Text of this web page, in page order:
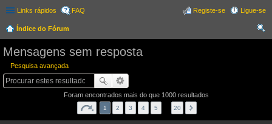
Links rápidos FAQ Ligue-se
Registe-se
Índice do Fórum
Mensagens sem resposta
Pesquisa avançada
Foram encontrados mais do que 1000 resultados
1 2 3 4 5 20